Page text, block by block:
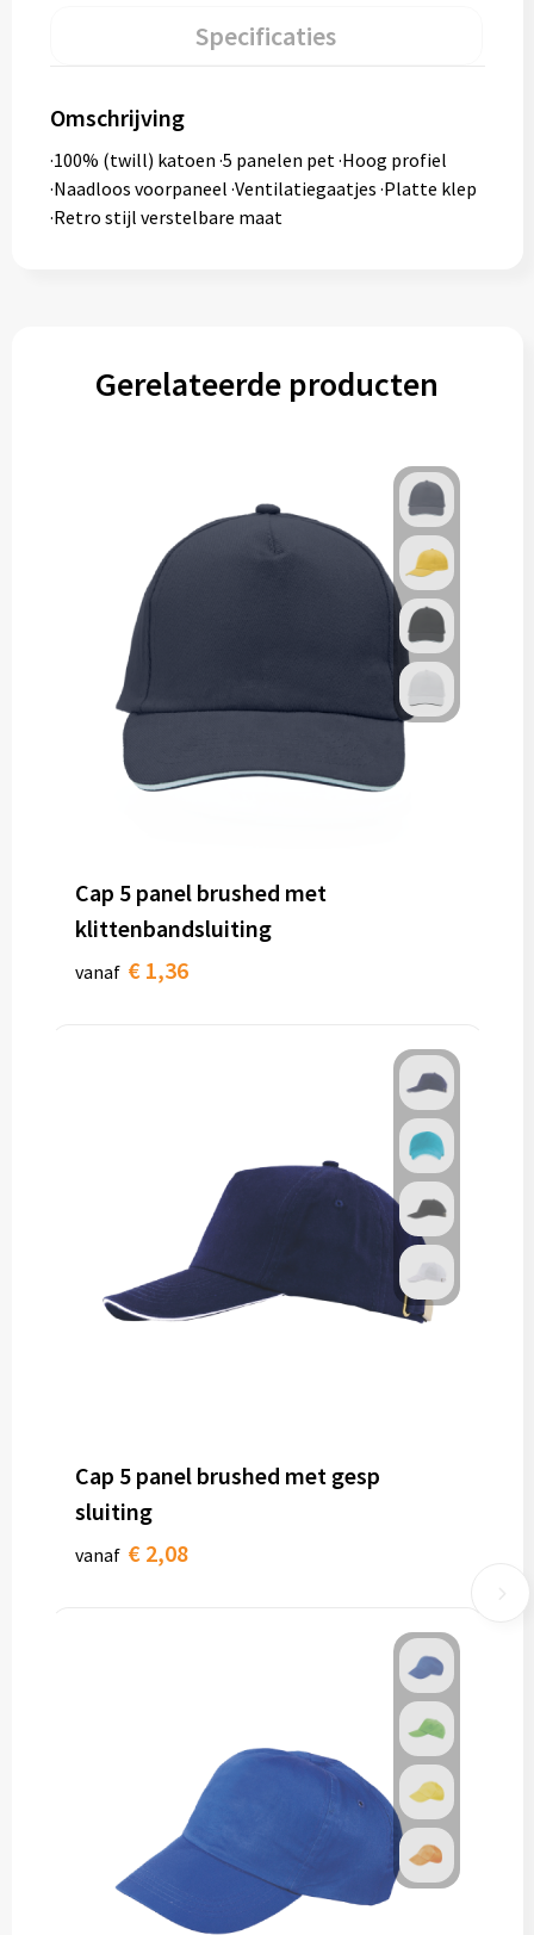
Specificaties
Omschrijving
·100% (twill) katoen ·5 panelen pet ·Hoog profiel
·Naadloos voorpaneel ·Ventilatiegaatjes ·Platte klep
·Retro stijl verstelbare maat
Gerelateerde producten
Cap 5 panel brushed met
klittenbandsluiting
vanaf € 1,36
Cap 5 panel brushed met gesp
sluiting
vanaf € 2,08